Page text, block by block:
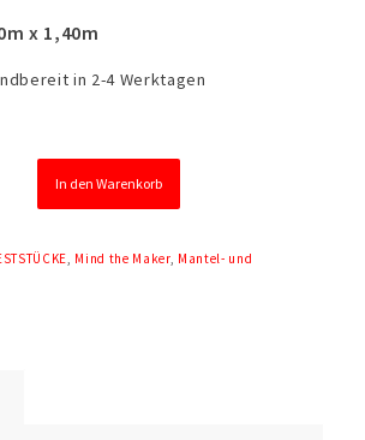
25,90 €.
x 1,40m
in 2-4 Werktagen
In den Warenkorb
, Mind the Maker, Mantel- und